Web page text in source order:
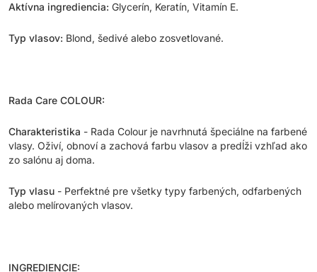
Aktívna ingrediencia: Glycerín, Keratín, Vitamín E.
Typ vlasov: Blond, šedivé alebo zosvetlované.
Rada Care COLOUR:
Charakteristika - Rada Colour je navrhnutá špeciálne na farbené
vlasy. Oživí, obnoví a zachová farbu vlasov a predĺži vzhľad ako
zo salónu aj doma.
Typ vlasu - Perfektné pre všetky typy farbených, odfarbených
alebo melírovaných vlasov.
INGREDIENCIE: